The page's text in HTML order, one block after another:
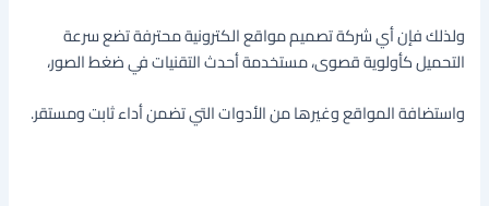
ولذلك فإن أي شركة تصميم مواقع الكترونية محترفة تضع سرعة
التحميل كأولوية قصوى، مستخدمة أحدث التقنيات في ضغط الصور،
واستضافة المواقع وغيرها من الأدوات التي تضمن أداء ثابت ومستقر.